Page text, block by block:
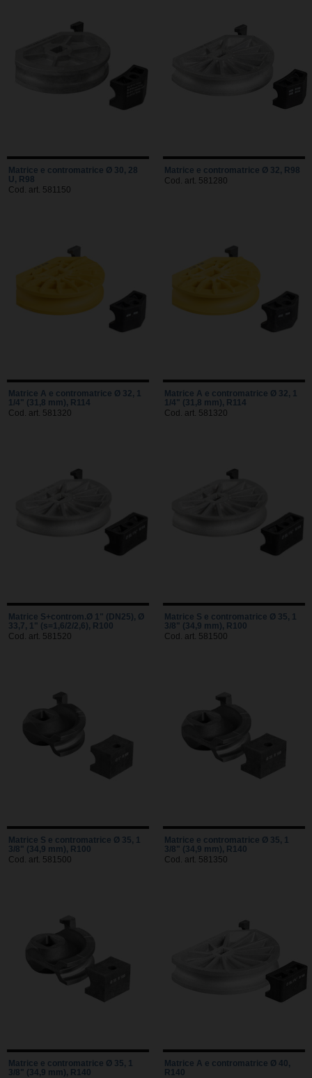
Matrice e contromatrice Ø 30, 28
U, R98
Cod. art. 581150
Matrice e contromatrice Ø 32, R98
Cod. art. 581280
Matrice A e contromatrice Ø 32, 1
1/4" (31,8 mm), R114
Cod. art. 581320
Matrice A e contromatrice Ø 32, 1
1/4" (31,8 mm), R114
Cod. art. 581320
Matrice S+controm.Ø 1" (DN25), Ø
33,7, 1" (s=1,6/2/2,6), R100
Cod. art. 581520
Matrice S e contromatrice Ø 35, 1
3/8" (34,9 mm), R100
Cod. art. 581500
Matrice S e contromatrice Ø 35, 1
3/8" (34,9 mm), R100
Cod. art. 581500
Matrice e contromatrice Ø 35, 1
3/8" (34,9 mm), R140
Cod. art. 581350
Matrice e contromatrice Ø 35, 1
3/8" (34,9 mm), R140
Matrice A e contromatrice Ø 40,
R140